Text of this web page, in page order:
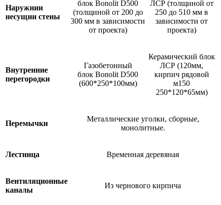
Наружнии
несущии стены
блок Bonolit D500
(толщиной от 200 до
300 мм в зависимости
от проекта)
ЛСР (толщиной от
250 до 510 мм в
зависимости от
проекта)
Внутренние
перегородки
Газобетонный
блок Bonolit D500
(600*250*100мм)
Керамический блок
ЛСР (120мм,
кирпич рядовой
м150
250*120*65мм)
Перемычки
Металлические уголки, сборные,
монолитные.
Лестница Временная деревяная
Вентиляционные
каналы
Из чернового кирпича